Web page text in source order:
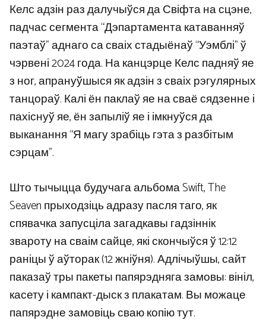
Келс адзін раз далучыўся да Свіфта на сцэне,
падчас сегмента “Дэпартамента катаванняў
паэтаў” аднаго са сваіх стадыёнаў “Уэмблі” ў
чэрвені 2024 года. На канцэрце Келс падняў яе
з ног, апрануўшыся як адзін з сваіх рэгулярных
танцораў. Калі ён паклаў яе на сваё сядзенне і
пахіснуў яе, ён запыліў яе і імкнуўся да
выканання “Я магу зрабіць гэта з разбітым
сэрцам”.
Што тычыцца будучага альбома Swift, The
Seaven прыходзіць адразу пасля таго, як
спявачка запусціла загадкавы гадзіннік
звароту на сваім сайце, які скончыўся ў 12:12
раніцы ў аўторак (12 жніўня). Адлічыўшы, сайт
паказаў тры пакеты папярэдняга замовы: вініл,
касету і кампакт-дыск з плакатам. Вы можаце
папярэдне замовіць сваю копію тут.